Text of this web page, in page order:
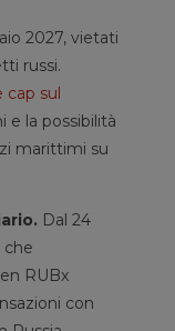
2027, vietati
russi.
cap sul
e la possibilità
marittimi su
Dal 24
che
RUBx
con